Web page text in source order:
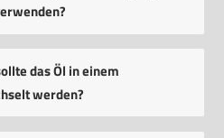
das Öl in einem
werden?